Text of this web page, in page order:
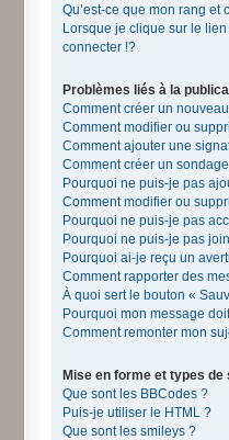
Qu’est-ce que mon rang et
Lorsque je clique sur le lien
connecter !?
Problèmes liés à la
Comment créer un
Comment modifier ou
Comment ajouter une
Comment créer un
Pourquoi ne puis-je pas
Comment modifier ou
Pourquoi ne puis-je pas
Pourquoi ne puis-je pas
Pourquoi ai-je reçu un
Comment rapporter des
À quoi sert le bouton «
Pourquoi mon message
Comment remonter mon
Mise en forme et types de
Que sont les BBCodes ?
Puis-je utiliser le HTML ?
Que sont les smileys ?